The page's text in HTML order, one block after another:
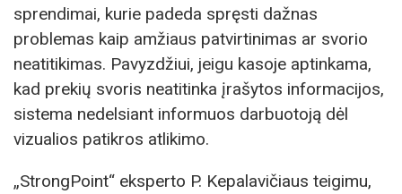
sprendimai, kurie padeda spręsti dažnas
problemas kaip amžiaus patvirtinimas ar svorio
neatitikimas. Pavyzdžiui, jeigu kasoje aptinkama,
kad prekių svoris neatitinka įrašytos informacijos,
sistema nedelsiant informuos darbuotoją dėl
vizualios patikros atlikimo.
„StrongPoint“ eksperto P. Kepalavičiaus teigimu,